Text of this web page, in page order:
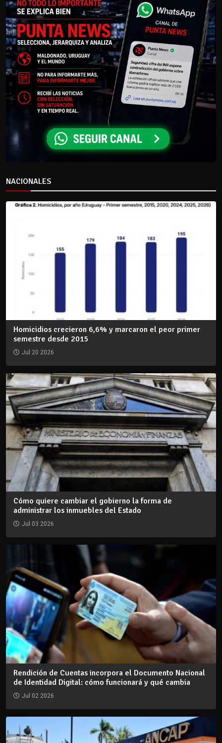
NACIONALES
Homicidios crecieron 6,6% y marcaron el peor primer
semestre desde 2015
Jul 20 2026
Cómo quiere cambiar el gobierno la forma de
administrar los inmuebles del Estado
Jul 03 2026
Rendición de Cuentas incorpora el Documento Nacional
de Identidad Digital: cómo funcionará y qué cambia
Jul 02 2026